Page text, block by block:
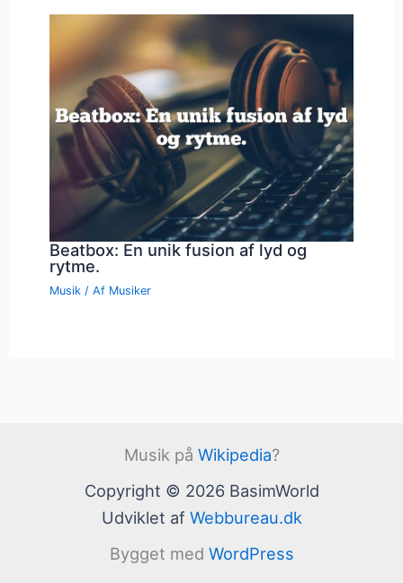
Beatbox: En unik fusion af lyd og
rytme.
Musik / Af Musiker
Musik på Wikipedia?
Copyright © 2026 BasimWorld
Udviklet af Webbureau.dk
Bygget med WordPress